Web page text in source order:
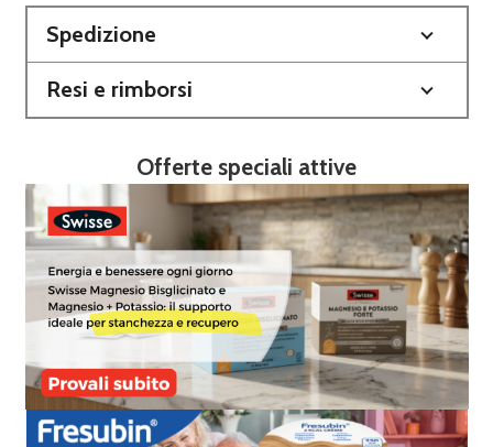
Spedizione
Resi e rimborsi
Offerte speciali attive